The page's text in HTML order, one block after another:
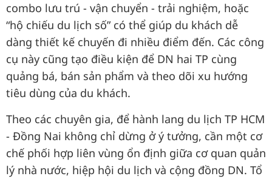
combo lưu trú - vận chuyển - trải nghiệm, hoặc
“hộ chiếu du lịch số” có thể giúp du khách dễ
dàng thiết kế chuyến đi nhiều điểm đến. Các công
cụ này cũng tạo điều kiện để DN hai TP cùng
quảng bá, bán sản phẩm và theo dõi xu hướng
tiêu dùng của du khách.
Theo các chuyên gia, để hành lang du lịch TP HCM
- Đồng Nai không chỉ dừng ở ý tưởng, cần một cơ
chế phối hợp liên vùng ổn định giữa cơ quan quản
lý nhà nước, hiệp hội du lịch và cộng đồng DN. Tổ